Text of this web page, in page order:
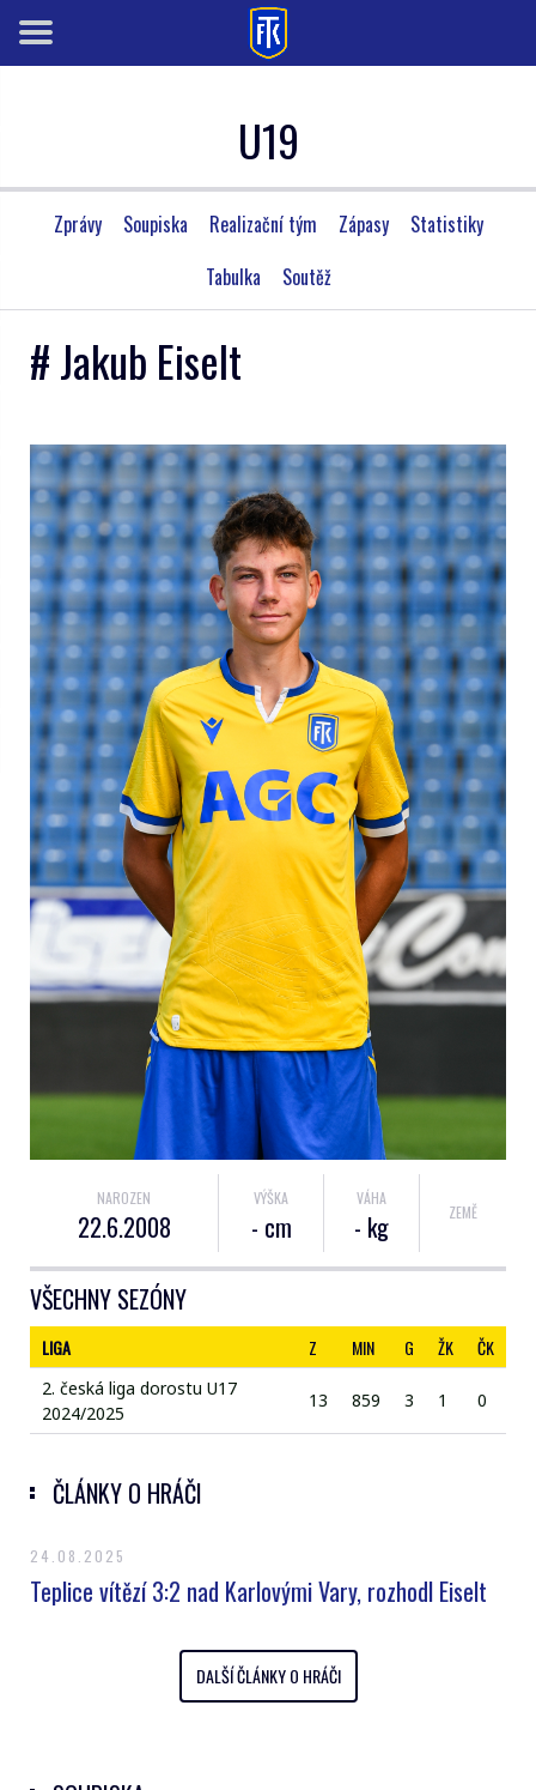
U19
Zprávy Soupiska Realizační tým Zápasy
Statistiky
Tabulka
Soutěž
# Jakub Eiselt
NAROZEN
22.6.2008
VÝŠKA
- cm
VÁHA
- kg ZEMĚ
VŠECHNY SEZÓNY
LIGA Z MIN G ŽK ČK
2. česká liga dorostu U17
2024/2025
13 859 3 1 0
ČLÁNKY O HRÁČI
24.08.2025
Teplice vítězí 3:2 nad Karlovými Vary, rozhodl Eiselt
DALŠÍ ČLÁNKY O HRÁČI